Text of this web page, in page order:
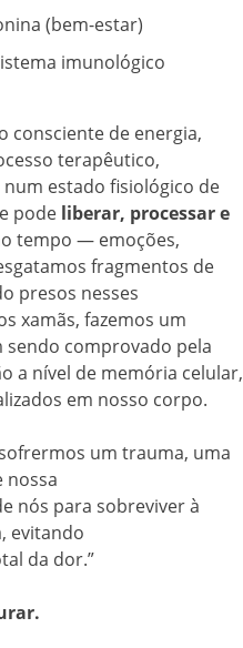
(bem-estar)
imunológico
consciente de energia,
terapêutico,
estado fisiológico de
pode liberar, processar e
tempo — emoções,
fragmentos de
presos nesses
xamãs, fazemos um
sendo comprovado pela
a nível de memória celular,
em nosso corpo.
um trauma, uma
nossa
nós para sobreviver à
evitando
da dor.”